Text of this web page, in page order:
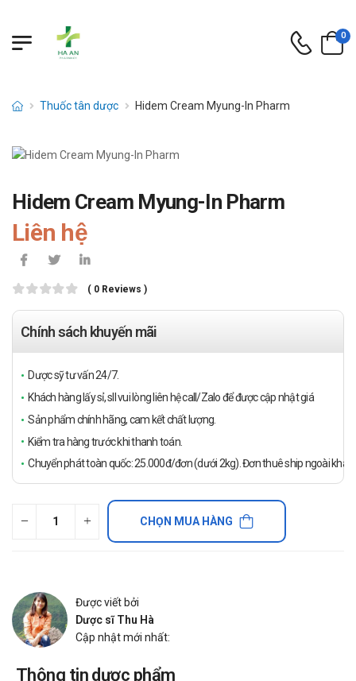
0
Thuốc tân dược Hidem Cream Myung-In Pharm
Hidem Cream Myung-In Pharm
Liên hệ
( 0 Reviews )
Chính sách khuyến mãi
Dược sỹ tư vấn 24/7.
Khách hàng lấy sỉ, sll vui lòng liên hệ call/Zalo để được cập nhật giá
Sản phẩm chính hãng, cam kết chất lượng.
Kiểm tra hàng trước khi thanh toán.
Chuyển phát toàn quốc: 25.000đ/đơn (dưới 2kg). Đơn thuê ship ngoài
CHỌN MUA HÀNG
Được viết bởi
Dược sĩ Thu Hà
Cập nhật mới nhất:
Thông tin dược phẩm